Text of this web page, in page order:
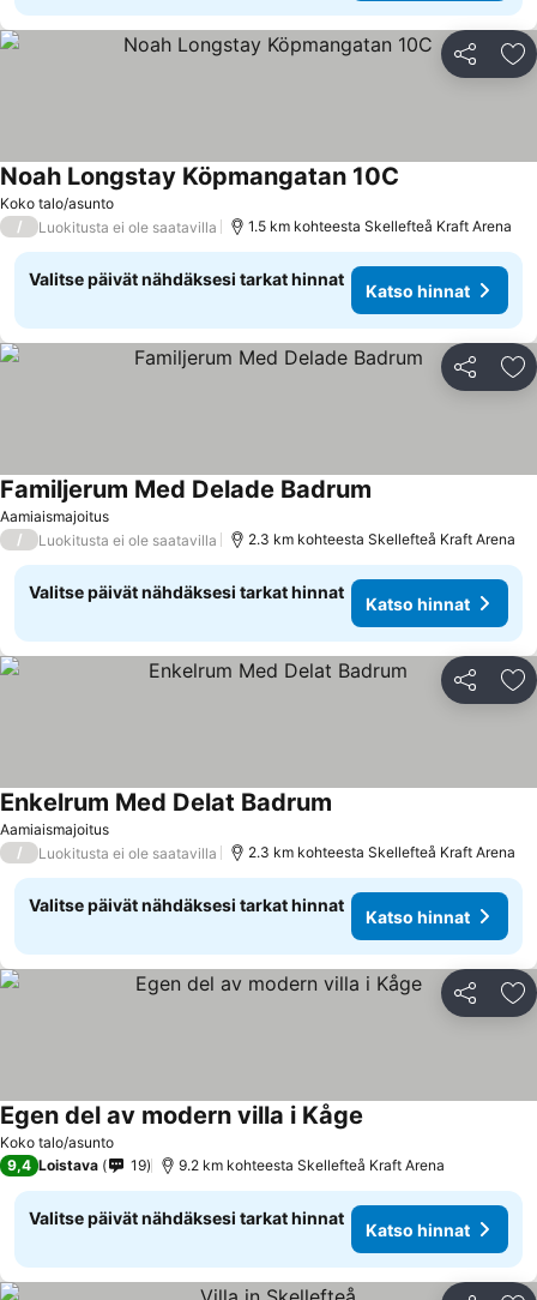
Jaa
Koko talo/asunto
Noah Longstay Köpmangatan 10C
/ Luokitusta ei ole saatavilla 1.5 km kohteesta Skellefteå Kraft Arena
Valitse päivät nähdäksesi tarkat hinnat
Katso hinnat
Jaa
Aamiaismajoitus
Familjerum Med Delade Badrum
/ Luokitusta ei ole saatavilla 2.3 km kohteesta Skellefteå Kraft Arena
Valitse päivät nähdäksesi tarkat hinnat
Katso hinnat
Jaa
Aamiaismajoitus
Enkelrum Med Delat Badrum
/ Luokitusta ei ole saatavilla 2.3 km kohteesta Skellefteå Kraft Arena
Valitse päivät nähdäksesi tarkat hinnat
Katso hinnat
Jaa
Koko talo/asunto
Egen del av modern villa i Kåge
9,4 Loistava 19 9.2 km kohteesta Skellefteå Kraft Arena
Valitse päivät nähdäksesi tarkat hinnat
Katso hinnat